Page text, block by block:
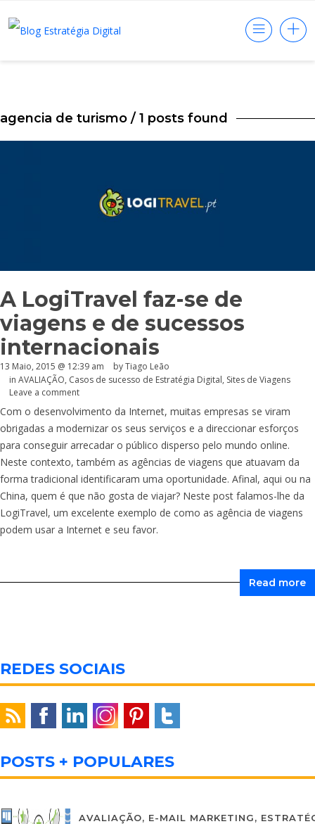
agencia de turismo / 1 posts found
A LogiTravel faz-se de
viagens e de sucessos
internacionais
13 Maio, 2015 @ 12:39 am
by Tiago Leão
in AVALIAÇÃO, Casos de sucesso de Estratégia Digital, Sites de Viagens
Leave a comment
Com o desenvolvimento da Internet, muitas empresas se viram
obrigadas a modernizar os seus serviços e a direccionar esforços
para conseguir arrecadar o público disperso pelo mundo online.
Neste contexto, também as agências de viagens que atuavam da
forma tradicional identificaram uma oportunidade. Afinal, aqui ou na
China, quem é que não gosta de viajar? Neste post falamos-lhe da
LogiTravel, um excelente exemplo de como as agência de viagens
podem usar a Internet e seu favor.
Read more
REDES SOCIAIS
POSTS + POPULARES
AVALIAÇÃO, E-MAIL MARKETING,